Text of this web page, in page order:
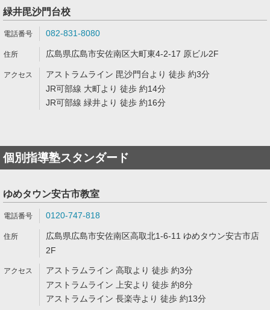
緑井毘沙門台校
082-831-8080
広島県広島市安佐南区大町東4-2-17 原ビル2F
アストラムライン 毘沙門台より 徒歩 約3分
JR可部線 大町より 徒歩 約14分
JR可部線 緑井より 徒歩 約16分
個別指導塾スタンダード
ゆめタウン安古市教室
0120-747-818
広島県広島市安佐南区高取北1-6-11 ゆめタウン安古市店
2F
アストラムライン 高取より 徒歩 約3分
アストラムライン 上安より 徒歩 約8分
アストラムライン 長楽寺より 徒歩 約13分